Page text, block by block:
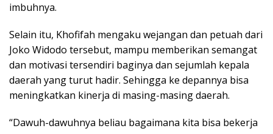
imbuhnya.
Selain itu, Khofifah mengaku wejangan dan petuah dari
Joko Widodo tersebut, mampu memberikan semangat
dan motivasi tersendiri baginya dan sejumlah kepala
daerah yang turut hadir. Sehingga ke depannya bisa
meningkatkan kinerja di masing-masing daerah.
“Dawuh-dawuhnya beliau bagaimana kita bisa bekerja